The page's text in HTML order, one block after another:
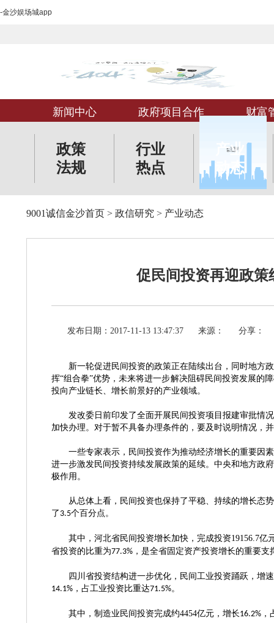
-金沙娱场城app
新闻中心 政府项目合作 财富
政策
法规
行业
热点
产业
动态
9001诚信金沙首页 > 政信研究 > 产业动态
促民间投资再迎政
发布日期：2017-11-13 13:47:37 来源： 分享：
新一轮促进民间投资的政策正在陆续出台，同时地方
挥“组合拳”优势，未来将进一步解决阻碍民间投资发展的
投向产业链长、增长前景好的产业领域。
发改委日前印发了全面开展民间投资项目报建审批情况
加快办理。对于暂不具备办理条件的，要及时说明情况，
一些专家表示，民间投资作为推动经济增长的重要因素
进一步激发民间投资持续发展政策的延续。中央和地方政
极作用。
从总体上看，民间投资也保持了平稳、持续的增长态
了 3.5个百分点。
其中，河北省民间投资增长加快，完成投资19156.7亿
省投资的比重为77.3% ，是全省固定资产投资增长的重要支
四川省投资结构进一步优化，民间工业投资踊跃，增
14.1% ，占工业投资比重达71.5%。
其中，制造业民间投资完成约4454亿元，增长16.2%